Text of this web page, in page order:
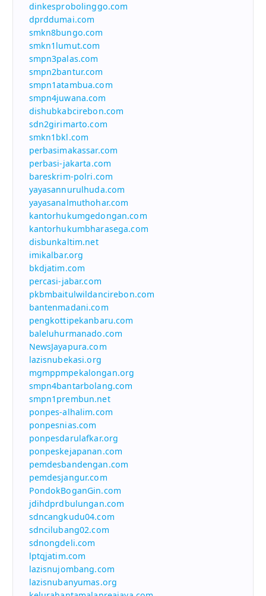
dinkesprobolinggo.com
dprddumai.com
smkn8bungo.com
smkn1lumut.com
smpn3palas.com
smpn2bantur.com
smpn1atambua.com
smpn4juwana.com
dishubkabcirebon.com
sdn2girimarto.com
smkn1bkl.com
perbasimakassar.com
perbasi-jakarta.com
bareskrim-polri.com
yayasannurulhuda.com
yayasanalmuthohar.com
kantorhukumgedongan.com
kantorhukumbharasega.com
disbunkaltim.net
imikalbar.org
bkdjatim.com
percasi-jabar.com
pkbmbaitulwildancirebon.com
bantenmadani.com
pengkottipekanbaru.com
baleluhurmanado.com
NewsJayapura.com
lazisnubekasi.org
mgmppmpekalongan.org
smpn4bantarbolang.com
smpn1prembun.net
ponpes-alhalim.com
ponpesnias.com
ponpesdarulafkar.org
ponpeskejapanan.com
pemdesbandengan.com
pemdesjangur.com
PondokBoganGin.com
jdihdprdbulungan.com
sdncangkudu04.com
sdncilubang02.com
sdnongdeli.com
lptqjatim.com
lazisnujombang.com
lazisnubanyumas.org